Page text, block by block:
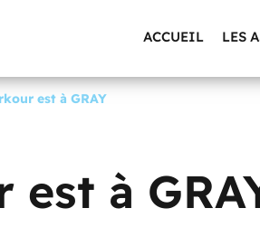
ACCUEIL LES
est à GRAY
est à